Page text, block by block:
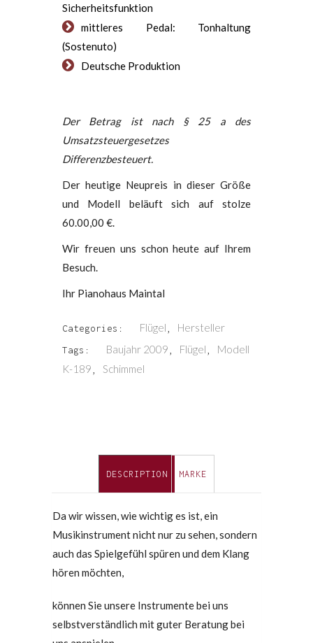
Sicherheitsfunktion
mittleres Pedal: Tonhaltung
(Sostenuto)
Deutsche Produktion
Der Betrag ist nach § 25 a des
Umsatzsteuergesetzes
Differenzbesteuert.
Der heutige Neupreis in dieser Größe
und Modell beläuft sich auf stolze
60.00,00 €.
Wir freuen uns schon heute auf Ihrem
Besuch.
Ihr Pianohaus Maintal
Categories: Flügel Hersteller
Tags: Baujahr 2009 Flügel
Modell
K-189
Schimmel
DESCRIPTION MARKE
Da wir wissen, wie wichtig es ist, ein
Musikinstrument nicht nur zu sehen, sondern
auch das Spielgefühl spüren und dem Klang
hören möchten,
können Sie unsere Instrumente bei uns
selbstverständlich mit guter Beratung bei